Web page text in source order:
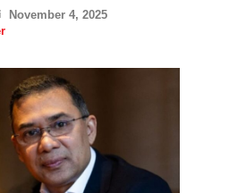
November 4, 2025